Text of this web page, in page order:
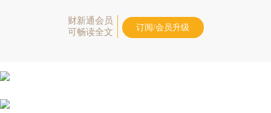
财新通会员
可畅读全文
订阅/会员升级